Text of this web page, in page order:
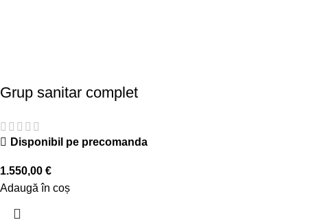
Grup sanitar complet
Disponibil pe precomanda
1.550,00 €
Adaugă în coș